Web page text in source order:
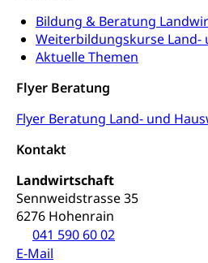
Bildung & Beratung
Weiterbildungskurse
Aktuelle Themen
Flyer Beratung
Flyer Beratung Land- und
Kontakt
Landwirtschaft
Sennweidstrasse 35
6276 Hohenrain
041 590 60 02
E-Mail